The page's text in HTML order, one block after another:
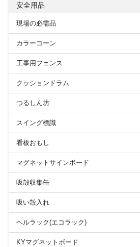
安全用品
現場の必需品
カラーコーン
工事用フェンス
クッションドラム
つるしん坊
スイング標識
看板おもし
マグネットサインボード
吸殻収集缶
吸い殻入れ
ヘルラック(エコラック)
KYマグネットボード